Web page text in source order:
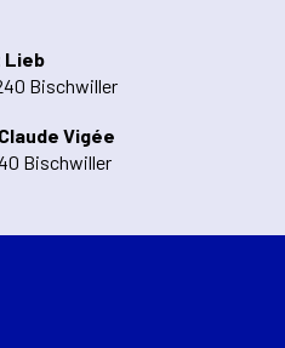
Lieb
Bischwiller
Vigée
Bischwiller